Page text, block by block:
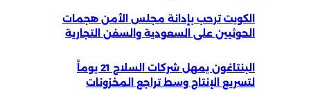
الكويت ترحب بإدانة مجلس الأمن هجمات
الحوثيين على السعودية والسفن التجارية
البنتاغون يمهل شركات السلاح 21 يوماً
لتسريع الإنتاج وسط تراجع المخزونات